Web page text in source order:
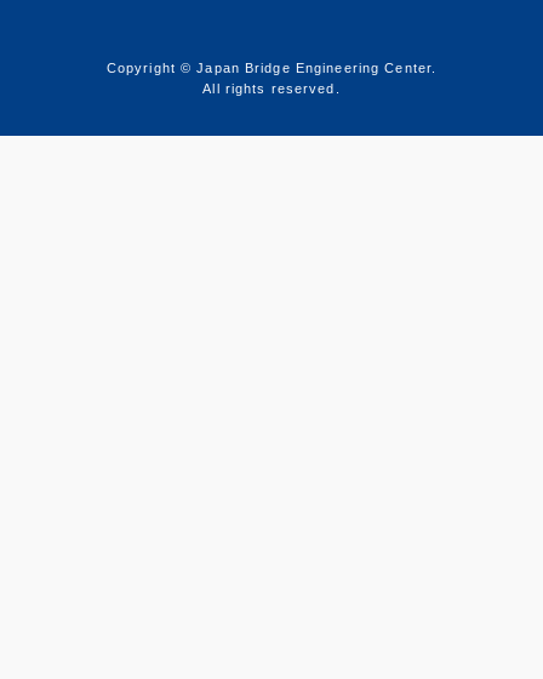
Copyright © Japan Bridge Engineering Center.
All rights reserved.